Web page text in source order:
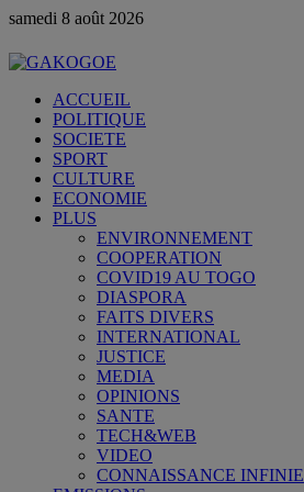
samedi 8 août 2026
ACCUEIL
POLITIQUE
SOCIETE
SPORT
CULTURE
ECONOMIE
PLUS
ENVIRONNEMENT
COOPERATION
COVID19 AU TOGO
DIASPORA
FAITS DIVERS
INTERNATIONAL
JUSTICE
MEDIA
OPINIONS
SANTE
TECH&WEB
VIDEO
CONNAISSANCE INFINIE